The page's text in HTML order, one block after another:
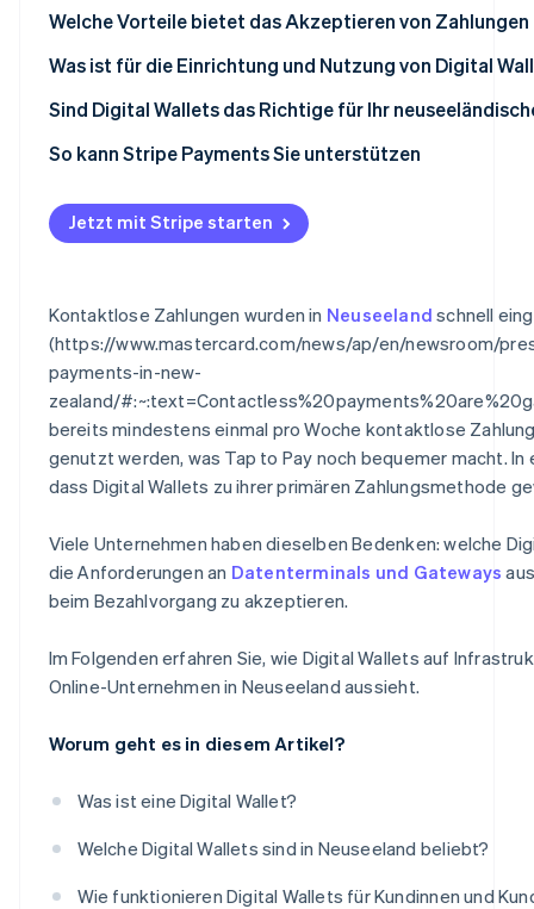
Welche Vorteile bietet das Akzeptieren von
Was ist für die Einrichtung und Nutzung von Digital
Vor-Ort-Zahlungen
Online- und In-App-Zahlungen
Sind Digital Wallets das Richtige für Ihr
So kann Stripe Payments Sie unterstützen
Jetzt mit Stripe starten
Kontaktlose Zahlungen wurden in Neuseeland schnell
(https://www.mastercard.com/news/ap/en/newsroom/
payments-in-new-
zealand/
bereits mindestens einmal pro Woche kontaktlose
genutzt werden, was Tap to Pay noch bequemer macht.
dass Digital Wallets zu ihrer primären Zahlungsmethode
Viele Unternehmen haben dieselben Bedenken: welche
die Anforderungen an Datenterminals und Gateways
beim Bezahlvorgang zu akzeptieren.
Im Folgenden erfahren Sie, wie Digital Wallets auf
Online-Unternehmen in Neuseeland aussieht.
Worum geht es in diesem Artikel?
Was ist eine Digital Wallet?
Welche Digital Wallets sind in Neuseeland beliebt?
Wie funktionieren Digital Wallets für Kundinnen und